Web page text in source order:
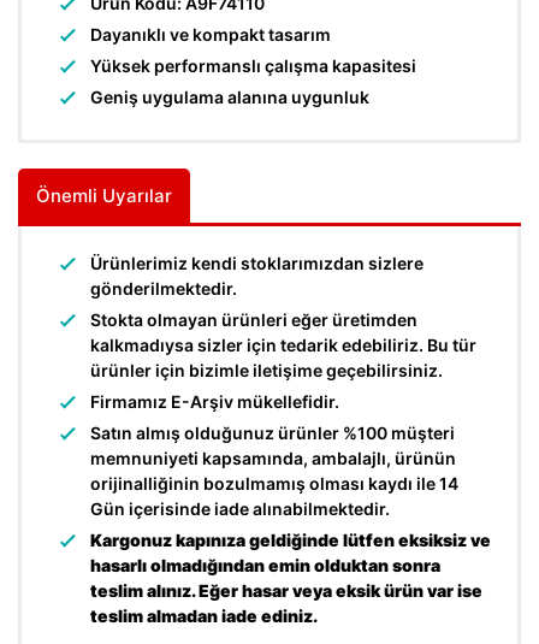
Dayanıklı ve kompakt tasarım
Yüksek performanslı çalışma kapasitesi
Geniş uygulama alanına uygunluk
Önemli Uyarılar
Ürünlerimiz kendi stoklarımızdan sizlere
gönderilmektedir.
Stokta olmayan ürünleri eğer üretimden
kalkmadıysa sizler için tedarik edebiliriz. Bu tür
ürünler için bizimle iletişime geçebilirsiniz.
Firmamız E-Arşiv mükellefidir.
Satın almış olduğunuz ürünler %100 müşteri
memnuniyeti kapsamında, ambalajlı, ürünün
orijinalliğinin bozulmamış olması kaydı ile 14
Gün içerisinde iade alınabilmektedir.
Kargonuz kapınıza geldiğinde lütfen eksiksiz ve
hasarlı olmadığından emin olduktan sonra
teslim alınız. Eğer hasar veya eksik ürün var ise
teslim almadan iade ediniz.